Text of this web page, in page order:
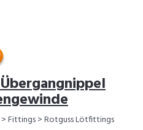
Fittings > Rotguss Lötfittings